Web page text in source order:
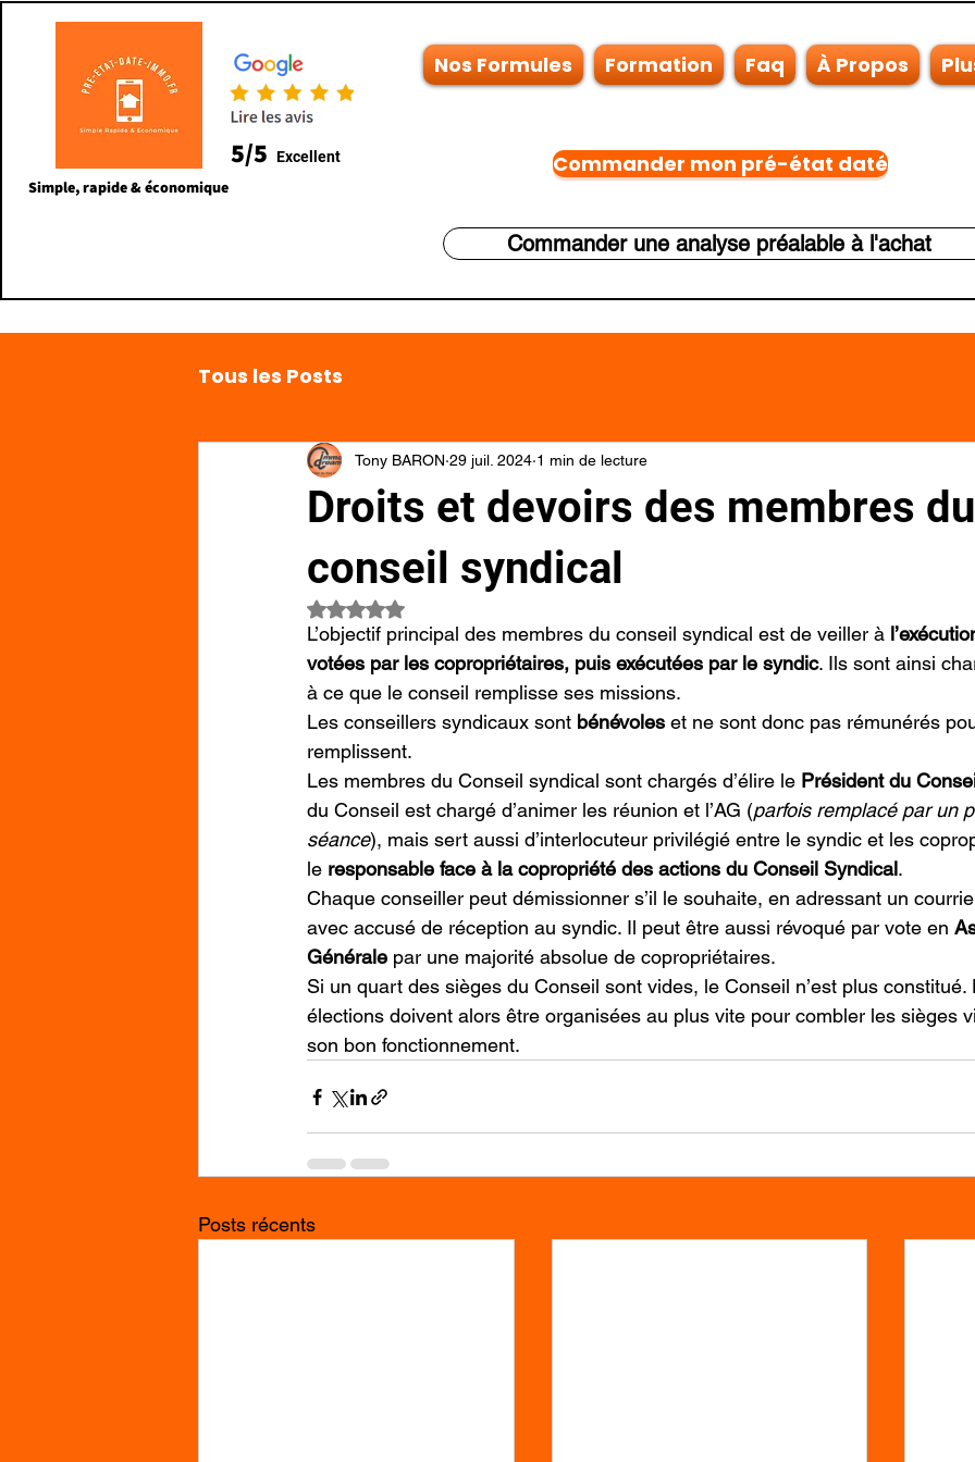
Simple, rapide & économique
5/5 Excellent
Nos Formules Formation Faq À Propos
Commander mon pré-état daté
Commander une analyse préalable à l'achat
Tous les Posts
Droits et devoirs des membres du
conseil syndical
Tony BARON 29 juil. 2024 1 min de lecture
Noté NaN étoiles sur 5.
L’objectif principal des membres du conseil syndical est de veiller à
votées par les copropriétaires, puis exécutées par le syndic. Ils sont ainsi
à ce que le conseil remplisse ses missions.
Les conseillers syndicaux sont bénévoles et ne sont donc pas rémunérés
remplissent.
Les membres du Conseil syndical sont chargés d’élire le Président du
du Conseil est chargé d’animer les réunion et l’AG (parfois remplacé par un
séance), mais sert aussi d’interlocuteur privilégié entre le syndic et les
le responsable face à la copropriété des actions du Conseil Syndical.
Chaque conseiller peut démissionner s’il le souhaite, en adressant un
avec accusé de réception au syndic. Il peut être aussi révoqué par vote en
Générale par une majorité absolue de copropriétaires.
Si un quart des sièges du Conseil sont vides, le Conseil n’est plus
élections doivent alors être organisées au plus vite pour combler les sièges
son bon fonctionnement.
Posts récents